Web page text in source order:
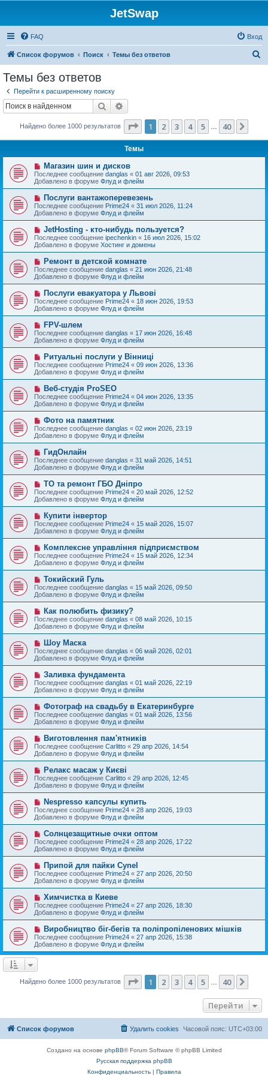
JetSwap
FAQ Вход
Список форумов Поиск Темы без ответов
Темы без ответов
Перейти к расширенному поиску
Поиск
Найдено более 1000 результатов Страница из 40
1 2 3 4 5 40
Темы
Н
о
в
о
е
с
о
о
б
щ
е
н
и
е
Магазин шин и дисков
Последнее сообщение danglas « 01 авг 2026, 09:53
Добавлено в форуме Флуд и флейм
Н
о
в
о
с
о
о
б
щ
е
н
и
е
Послуги вантажоперевезень
Последнее сообщение Prime24 « 31 июл 2026, 11:24
Добавлено в форуме Флуд и флейм
Н
о
в
о
е
с
о
о
б
щ
е
н
и
е
JetHosting - кто-нибудь пользуется?
Последнее сообщение ipechenkin « 16 июл 2026, 15:02
Добавлено в форуме Хостинг и домены
Н
о
в
о
е
с
о
о
б
щ
е
н
и
е
Ремонт в детской комнате
Последнее сообщение danglas « 21 июн 2026, 21:48
Добавлено в форуме Флуд и флейм
Н
о
в
о
е
с
о
о
б
щ
е
н
и
е
Послуги евакуатора у Львові
Последнее сообщение Prime24 « 18 июн 2026, 19:53
Добавлено в форуме Флуд и флейм
Н
о
в
о
е
с
о
о
б
щ
е
н
и
е
FPV-шлем
Последнее сообщение danglas « 17 июн 2026, 16:48
Добавлено в форуме Флуд и флейм
Н
о
в
о
е
с
о
о
б
щ
е
н
и
е
Ритуальні послуги у Вінниці
Последнее сообщение Prime24 « 09 июн 2026, 13:36
Добавлено в форуме Флуд и флейм
Н
о
в
о
с
о
о
б
щ
е
н
и
е
Веб-студія ProSEO
Последнее сообщение Prime24 « 04 июн 2026, 13:35
Добавлено в форуме Флуд и флейм
Н
о
в
о
е
с
о
о
б
щ
е
н
и
е
Фото на памятник
Последнее сообщение danglas « 02 июн 2026, 23:19
Добавлено в форуме Флуд и флейм
Н
о
в
о
е
о
о
б
щ
е
н
и
е
ГидОнлайн
Последнее сообщение danglas « 31 май 2026, 14:51
Добавлено в форуме Флуд и флейм
Н
о
в
о
е
с
о
о
б
щ
е
н
и
е
ТО та ремонт ГБО Дніпро
Последнее сообщение Prime24 « 20 май 2026, 12:52
Добавлено в форуме Флуд и флейм
Н
о
в
о
е
с
о
о
б
щ
е
н
и
е
Купити інвертор
Последнее сообщение Prime24 « 15 май 2026, 15:07
Добавлено в форуме Флуд и флейм
Н
о
в
о
е
о
о
б
щ
е
н
и
е
Комплексне управління підприємством
Последнее сообщение Prime24 « 15 май 2026, 12:34
Добавлено в форуме Флуд и флейм
Н
о
в
о
е
с
о
о
б
е
н
и
е
Токийский Гуль
Последнее сообщение danglas « 15 май 2026, 09:50
Добавлено в форуме Флуд и флейм
Н
о
в
о
е
с
о
о
б
щ
е
н
и
е
Как полюбить физику?
Последнее сообщение danglas « 08 май 2026, 10:15
Добавлено в форуме Флуд и флейм
Н
о
в
о
е
с
о
о
б
щ
е
н
и
е
Шоу Маска
Последнее сообщение danglas « 06 май 2026, 02:01
Добавлено в форуме Флуд и флейм
Н
о
в
о
с
о
о
б
щ
е
н
и
е
Заливка фундамента
Последнее сообщение danglas « 01 май 2026, 22:19
Добавлено в форуме Флуд и флейм
Н
о
в
о
е
с
о
о
б
щ
е
н
и
е
Фотограф на свадьбу в Екатеринбурге
Последнее сообщение danglas « 01 май 2026, 13:56
Добавлено в форуме Флуд и флейм
Н
о
в
о
е
с
о
о
б
щ
е
н
и
е
Виготовлення пам'ятників
Последнее сообщение Carlitto « 29 апр 2026, 14:54
Добавлено в форуме Флуд и флейм
Н
о
в
о
е
с
о
о
б
щ
е
н
и
е
Релакс масаж у Києві
Последнее сообщение Carlitto « 29 апр 2026, 12:45
Добавлено в форуме Флуд и флейм
Н
о
в
о
с
о
о
б
щ
е
н
и
е
Nespresso капсулы купить
Последнее сообщение Prime24 « 28 апр 2026, 19:03
Добавлено в форуме Флуд и флейм
Н
о
в
о
е
с
о
о
б
щ
е
н
и
е
Солнцезащитные очки оптом
Последнее сообщение Prime24 « 28 апр 2026, 17:22
Добавлено в форуме Флуд и флейм
Н
о
в
о
е
с
о
о
б
щ
е
н
и
е
Припой для пайки Cynel
Последнее сообщение Prime24 « 27 апр 2026, 20:50
Добавлено в форуме Флуд и флейм
Н
о
в
о
е
с
о
о
б
и
Химчистка в Киеве
Последнее сообщение Prime24 « 27 апр 2026, 18:30
Добавлено в форуме Флуд и флейм
Н
о
в
о
е
б
Виробництво біг-бегів та поліпропіленових мішків
Последнее сообщение Prime24 « 27 апр 2026, 15:38
Добавлено в форуме Флуд и флейм
Найдено более 1000 результатов Страница из 40
1 2 3 4 5 40
Перейти
Список форумов Часовой пояс: UTC+03:00
Удалить cookies
Создано на основе phpBB® Forum Software © phpBB Limited
Русская поддержка phpBB
Конфиденциальность| Правила